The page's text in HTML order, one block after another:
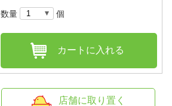
数量 個
カートに入れる
店舗に取り置く